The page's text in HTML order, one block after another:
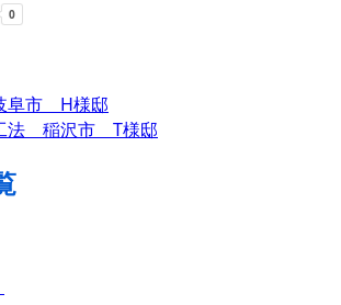
阜市 H様邸
法 稲沢市 T様邸